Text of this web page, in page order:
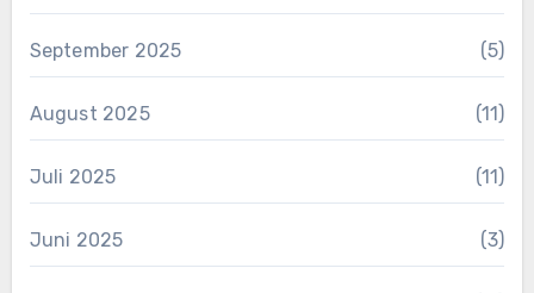
September 2025 (5)
August 2025 (11)
Juli 2025 (11)
Juni 2025 (3)